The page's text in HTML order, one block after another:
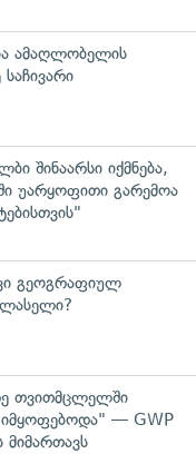
ამაღლობელის
შინაარსი იქმნება,
უარყოფითი გარემოა
გეოგრაფიულ
თვითმცლელში
იმყოფებოდა" — GWP
მიმართავს